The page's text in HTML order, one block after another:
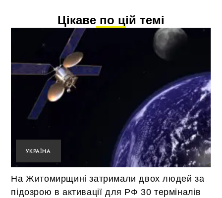
Цікаве по цій темі
УКРАЇНА
На Житомирщині затримали двох людей за
підозрою в активації для РФ 30 терміналів